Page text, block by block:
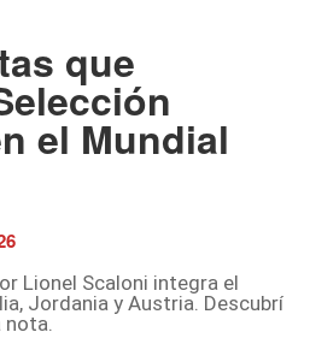
que
el Mundial
Lionel Scaloni integra el
Jordania y Austria. Descubrí
nota.